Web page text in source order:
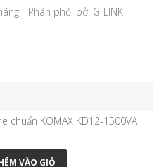
- Phân phối bởi G-LINK
chuẩn KOMAX KD12-1500VA